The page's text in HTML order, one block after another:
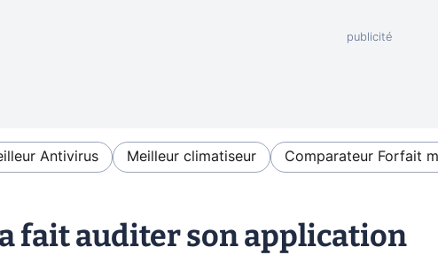
Antivirus Meilleur climatiseur Comparateur Forfait
fait auditer son application